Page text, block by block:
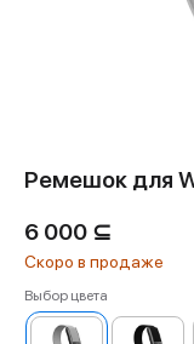
Ремешок для
6 000 ⊆
Выбор цвета